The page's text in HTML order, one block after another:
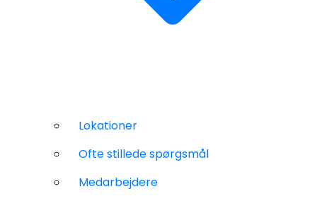
Lokationer
Ofte stillede spørgsmål
Medarbejdere